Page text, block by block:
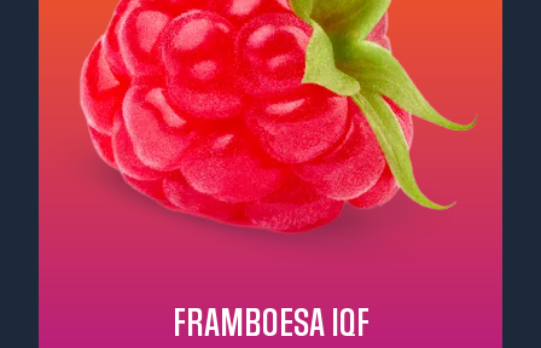
FRAMBOESA IQF